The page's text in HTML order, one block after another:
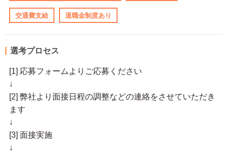
交通費支給 退職金制度あり
選考プロセス
[1] 応募フォームよりご応募ください
↓
[2] 弊社より面接日程の調整などの連絡をさせていただき
ます
↓
[3] 面接実施
↓